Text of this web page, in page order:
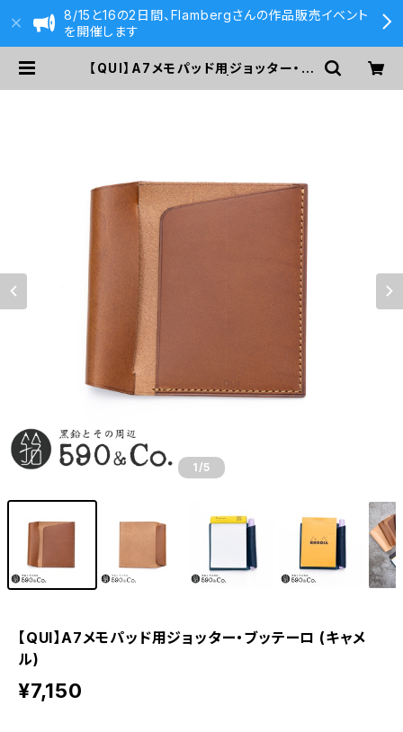
8/15と16の2日間、Flambergさんの作品販売イベント
を開催します
【QUI】A7メモパッド用ジョッター・ブ
1 /5
【QUI】A7メモパッド用ジョッター・ブッテーロ (キャメ
ル)
¥7,150